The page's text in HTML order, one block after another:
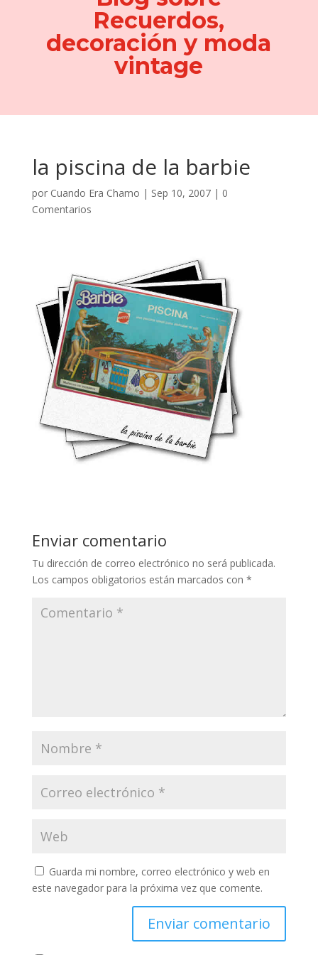
Recuerdos,
decoración y moda
vintage
la piscina de la barbie
por Cuando Era Chamo | Sep 10, 2007| 0
Comentarios
Enviar comentario
Tu dirección de correo electrónico no será publicada.
Los campos obligatorios están marcados con *
Guarda mi nombre, correo electrónico y web en
este navegador para la próxima vez que comente.